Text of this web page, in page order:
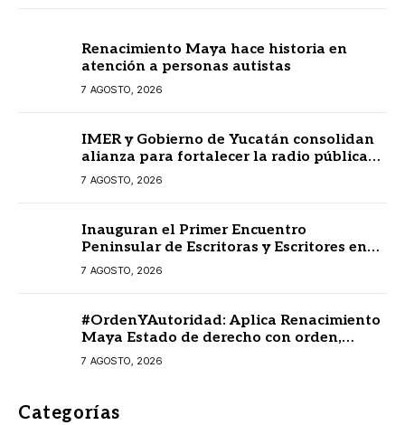
Renacimiento Maya hace historia en
atención a personas autistas
7 AGOSTO, 2026
IMER y Gobierno de Yucatán consolidan
alianza para fortalecer la radio pública
en beneficio de la ciudadanía
7 AGOSTO, 2026
Inauguran el Primer Encuentro
Peninsular de Escritoras y Escritores en
Lengua Maya 2026
7 AGOSTO, 2026
#OrdenYAutoridad: Aplica Renacimiento
Maya Estado de derecho con orden,
coordinación y saldo blanco
7 AGOSTO, 2026
Categorías